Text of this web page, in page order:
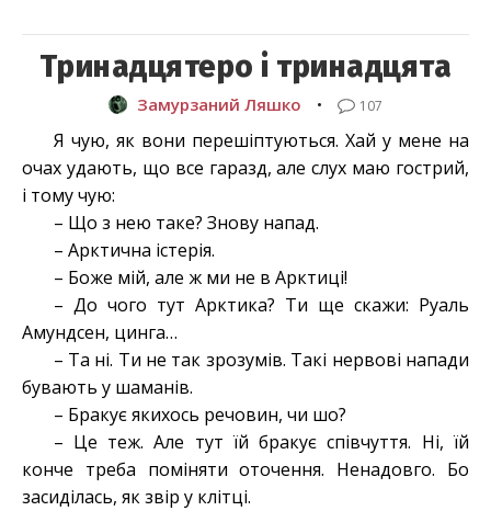
Тринадцятеро і тринадцята
Замурзаний Ляшко • 107
Я чую, як вони перешіптуються. Хай у мене на
очах удають, що все гаразд, але слух маю гострий,
і тому чую:
– Що з нею таке? Знову напад.
– Арктична істерія.
– Боже мій, але ж ми не в Арктиці!
– До чого тут Арктика? Ти ще скажи: Руаль
Амундсен, цинга…
– Та ні. Ти не так зрозумів. Такі нервові напади
бувають у шаманів.
– Бракує якихось речовин, чи шо?
– Це теж. Але тут їй бракує співчуття. Ні, їй
конче треба поміняти оточення. Ненадовго. Бо
засиділась, як звір у клітці.